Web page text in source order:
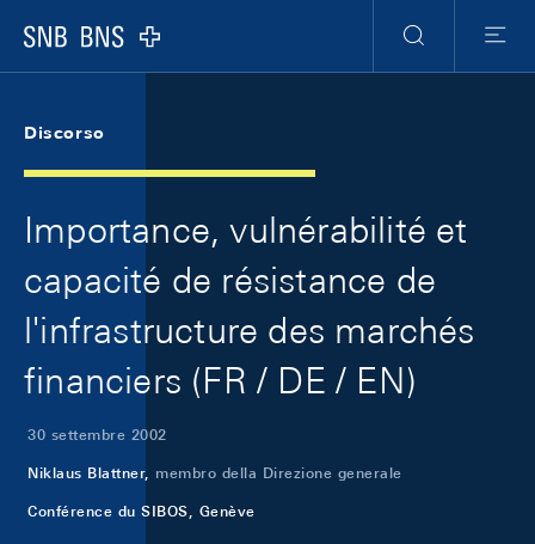
Logo
Ricerca
Menu
Discorso
Importance, vulnérabilité et
capacité de résistance de
l'infrastructure des marchés
financiers (FR / DE / EN)
30 settembre 2002
Niklaus Blattner, membro della Direzione generale
Conférence du SIBOS, Genève